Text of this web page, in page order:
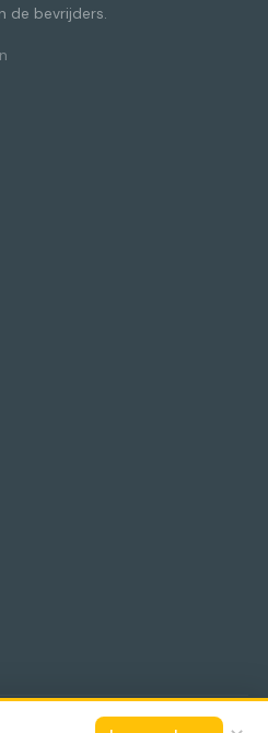
de bevrijders.
Alle rechten voorbehouden.